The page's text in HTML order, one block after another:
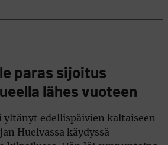
paras sijoitus
lähes vuoteen
yltänyt edellispäivien kaltaiseen
Huelvassa käydyssä